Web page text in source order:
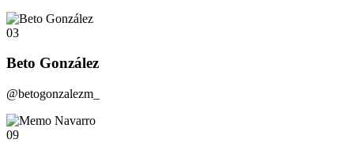
03
Beto González
@betogonzalezm_
09